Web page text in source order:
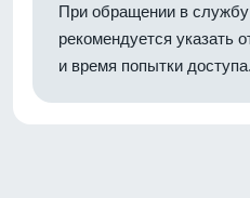
При обращении в
рекомендуется указать
и время попытки доступа.